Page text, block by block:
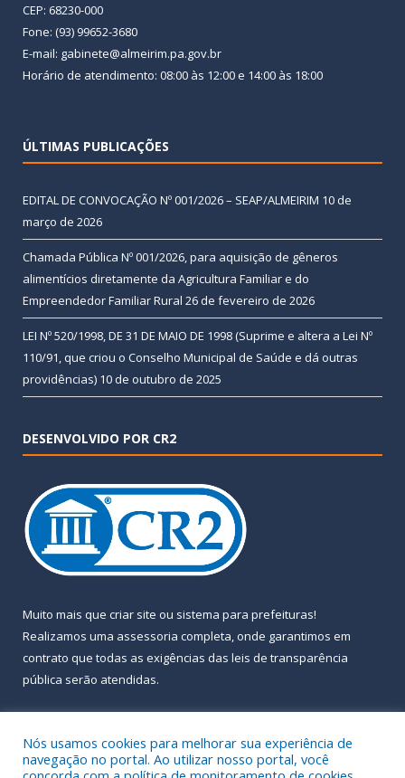
CEP: 68230-000
Fone: (93) 99652-3680
E-mail: gabinete@almeirim.pa.gov.br
Horário de atendimento: 08:00 às 12:00 e 14:00 às 18:00
ÚLTIMAS PUBLICAÇÕES
EDITAL DE CONVOCAÇÃO Nº 001/2026 – SEAP/ALMEIRIM 10 de
março de 2026
Chamada Pública Nº 001/2026, para aquisição de gêneros
alimentícios diretamente da Agricultura Familiar e do
Empreendedor Familiar Rural 26 de fevereiro de 2026
LEI Nº 520/1998, DE 31 DE MAIO DE 1998 (Suprime e altera a Lei Nº
110/91, que criou o Conselho Municipal de Saúde e dá outras
providências) 10 de outubro de 2025
DESENVOLVIDO POR CR2
Muito mais que criar site ou sistema para prefeituras!
Realizamos uma assessoria completa, onde garantimos em
contrato que todas as exigências das leis de transparência
pública serão atendidas.
Nós usamos cookies para melhorar sua experiência de
navegação no portal. Ao utilizar nosso portal, você